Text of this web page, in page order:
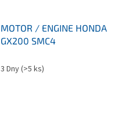
MOTOR / ENGINE HONDA
GX200 SMC4
3 Dny(>5 ks)